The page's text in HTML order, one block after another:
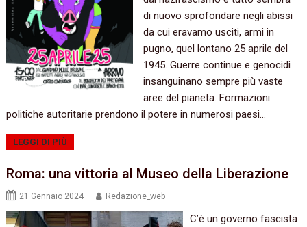
di nuovo sprofondare negli abissi
da cui eravamo usciti, armi in
pugno, quel lontano 25 aprile del
1945. Guerre continue e genocidi
insanguinano sempre più vaste
aree del pianeta. Formazioni
politiche autoritarie prendono il potere in numerosi paesi…
LEGGI DI PIÙ
Roma: una vittoria al Museo della Liberazione
21 Gennaio 2024 Redazione_web
C’è un governo fascista